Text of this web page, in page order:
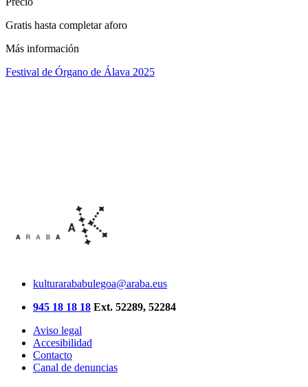
Gratis hasta completar aforo
Más información
Festival de Órgano de Álava 2025
kulturarababulegoa@araba.eus
945 18 18 18 Ext. 52289, 52284
Aviso legal
Accesibilidad
Contacto
Canal de denuncias